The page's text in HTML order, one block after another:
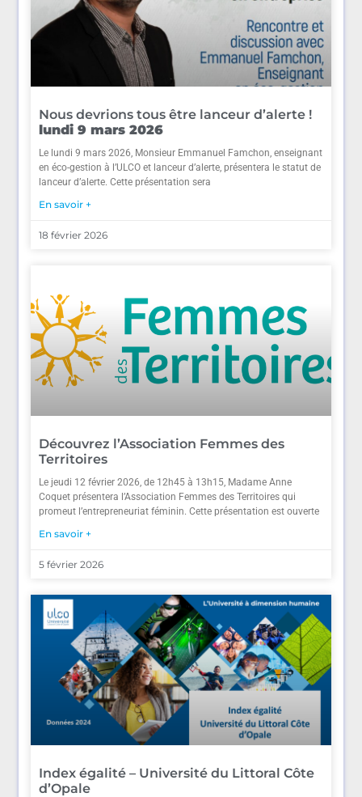
Nous devrions tous être lanceur d’alerte !
lundi 9 mars 2026
Le lundi 9 mars 2026, Monsieur Emmanuel Famchon, enseignant
en éco-gestion à l’ULCO et lanceur d’alerte, présentera le statut de
lanceur d’alerte. Cette présentation sera
En savoir +
18 février 2026
Découvrez l’Association Femmes des
Territoires
Le jeudi 12 février 2026, de 12h45 à 13h15, Madame Anne
Coquet présentera l’Association Femmes des Territoires qui
promeut l’entrepreneuriat féminin. Cette présentation est ouverte
En savoir +
5 février 2026
Index égalité – Université du Littoral Côte
d’Opale